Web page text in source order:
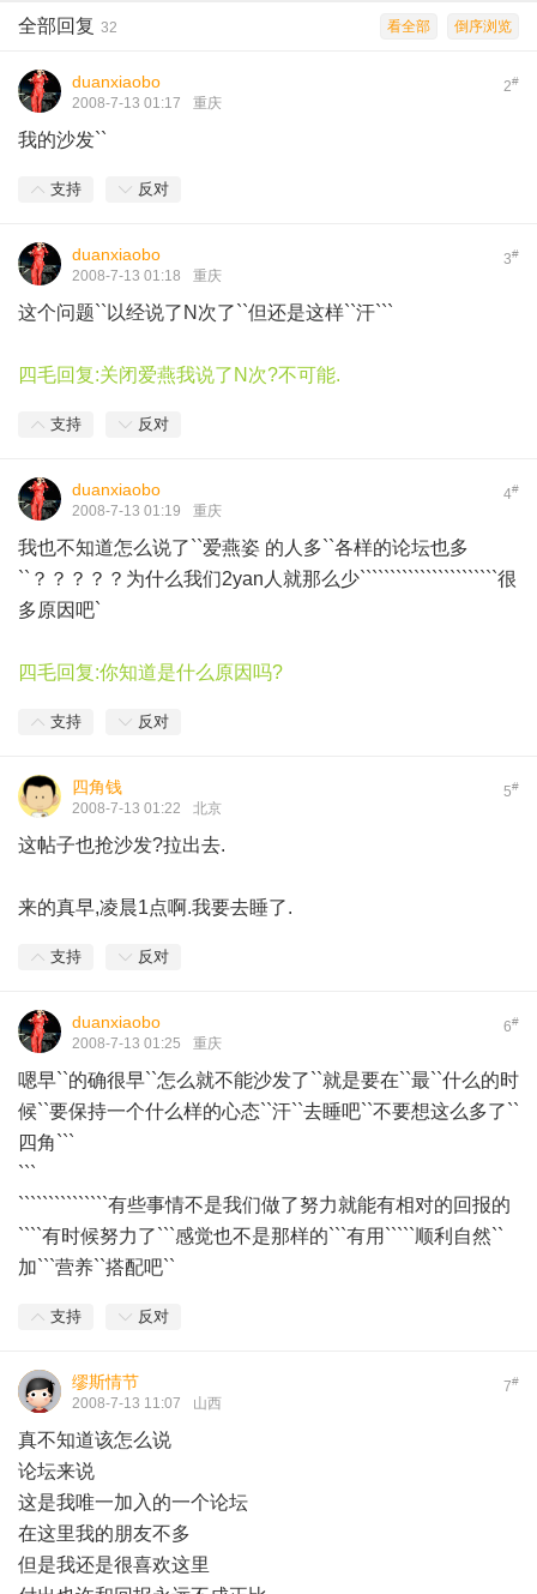
倒序浏览
看全部
全部回复 32
2#
duanxiaobo
2008-7-13 01:17 重庆
我的沙发``
支持 反对
3#
duanxiaobo
2008-7-13 01:18 重庆
这个问题``以经说了N次了``但还是这样``汗```
四毛回复:关闭爱燕我说了N次?不可能.
支持 反对
4#
duanxiaobo
2008-7-13 01:19 重庆
我也不知道怎么说了``爱燕姿 的人多``各样的论坛也多
``？？？？？为什么我们2yan人就那么少```````````````````````很
多原因吧`
四毛回复:你知道是什么原因吗?
支持 反对
5#
四角钱
2008-7-13 01:22 北京
这帖子也抢沙发?拉出去.
来的真早,凌晨1点啊.我要去睡了.
支持 反对
6#
duanxiaobo
2008-7-13 01:25 重庆
嗯早``的确很早``怎么就不能沙发了``就是要在``最``什么的时
候``要保持一个什么样的心态``汗``去睡吧``不要想这么多了``
四角```
```
```````````````有些事情不是我们做了努力就能有相对的回报的
````有时候努力了```感觉也不是那样的```有用`````顺利自然``
加```营养``搭配吧``
支持 反对
7#
缪斯情节
2008-7-13 11:07 山西
真不知道该怎么说
论坛来说
这是我唯一加入的一个论坛
在这里我的朋友不多
但是我还是很喜欢这里